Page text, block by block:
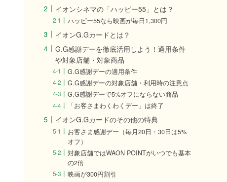
イオンシネマの「ハッピー55」とは？
ハッピー55なら映画が毎日1,300円
イオンG.Gカードとは？
G.G感謝デーを徹底活用しよう！適用条件
や対象店舗・対象商品
G.G感謝デーの適用条件
G.G感謝デーの対象店舗・利用時の注意点
G.G感謝デーで5%オフにならない商品
「お客さまわくわくデー」は終了
イオンG.Gカードのその他の特典
お客さま感謝デー（毎月20日・30日は5%
オフ）
対象店舗ではWAON POINTがいつでも基本
の2倍
映画が300円割引